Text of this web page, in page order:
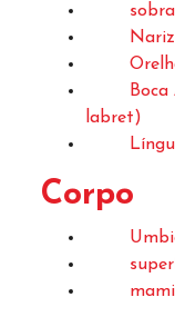
Nariz
labret)
Corpo